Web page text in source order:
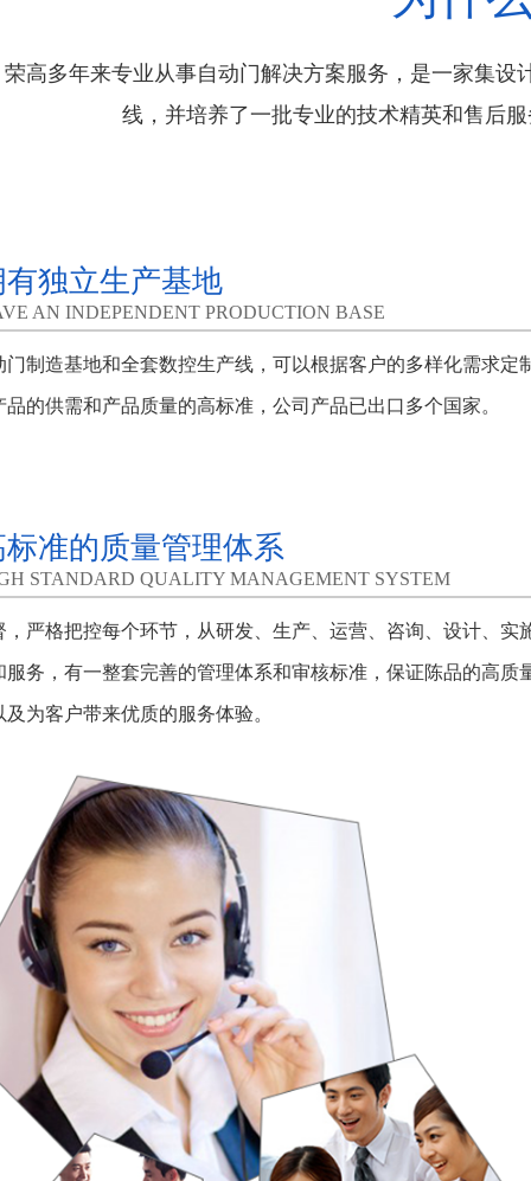
荣高多年来专业从事自动门解决方案服务，是一家集
线，并培养了一批专业的技术精英和售后
有独立生产基地
AN INDEPENDENT PRODUCTION BASE
门制造基地和全套数控生产线，可以根据客户的多样化需求定
的供需和产品质量的高标准，公司产品已出口多个国家。
标准的质量管理体系
STANDARD QUALITY MANAGEMENT SYSTEM
，严格把控每个环节，从研发、生产、运营、咨询、设计、实
服务，有一整套完善的管理体系和审核标准，保证陈品的高质
为客户带来优质的服务体验。